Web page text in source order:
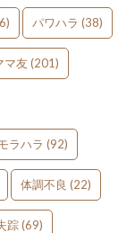
パワハラ (38)
マ友(201)
ラハラ (92)
体調不良 (22)
踪(69)